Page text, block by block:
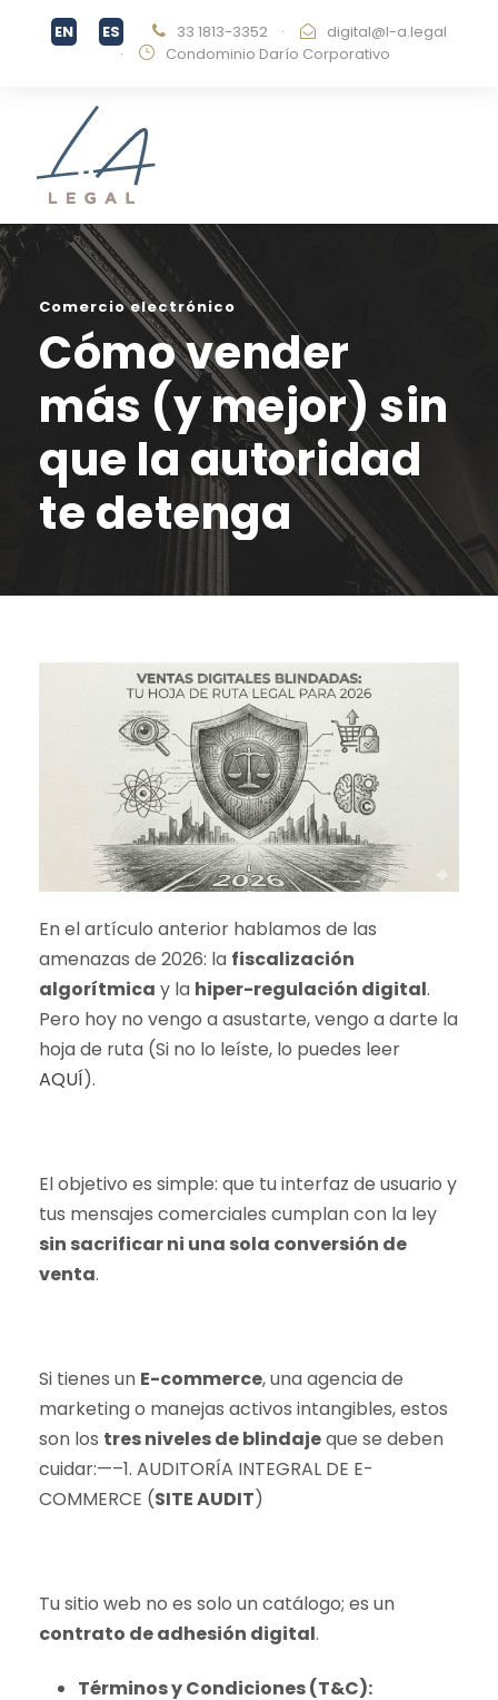
33 1813-3352 ·
digital@l-a.legal
·
Condominio Darío Corporativo
Comercio electrónico
Cómo vender
más (y mejor) sin
que la autoridad
te detenga
En el artículo anterior hablamos de las
amenazas de 2026: la fiscalización
algorítmica y la hiper-regulación digital.
Pero hoy no vengo a asustarte, vengo a darte la
hoja de ruta (Si no lo leíste, lo puedes leer
AQUÍ).
El objetivo es simple: que tu interfaz de usuario y
tus mensajes comerciales cumplan con la ley
sin sacrificar ni una sola conversión de
venta.
Si tienes un E-commerce, una agencia de
marketing o manejas activos intangibles, estos
son los tres niveles de blindajeque se deben
cuidar:—–1. AUDITORÍA INTEGRAL DE E-
COMMERCE (SITE AUDIT)
Tu sitio web no es solo un catálogo; es un
contrato de adhesión digital.
Términos y Condiciones (T&C):